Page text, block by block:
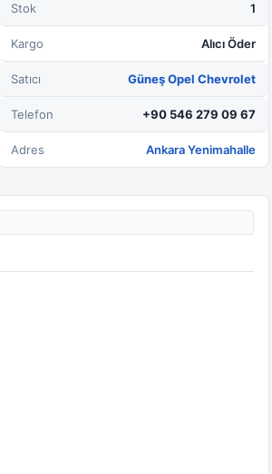
Stok 1
Kargo Alıcı Öder
Satıcı Güneş Opel Chevrolet
Telefon +90 546 279 09 67
Adres Ankara Yenimahalle